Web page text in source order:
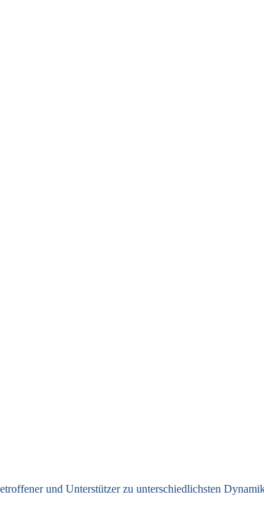
und Unterstützer zu unterschiedlichsten